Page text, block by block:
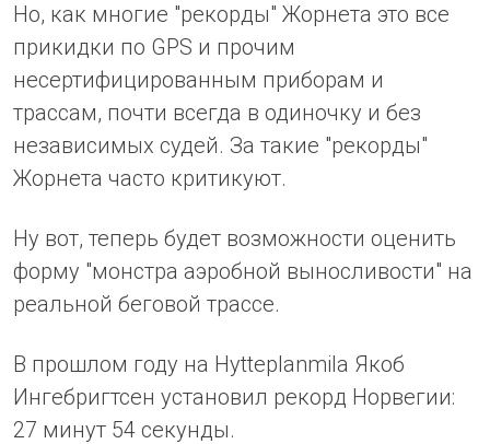
Но, как многие "рекорды" Жорнета это все
прикидки по GPS и прочим
несертифицированным приборам и
трассам, почти всегда в одиночку и без
независимых судей. За такие "рекорды"
Жорнета часто критикуют.
Ну вот, теперь будет возможности оценить
форму "монстра аэробной выносливости" на
реальной беговой трассе.
В прошлом году на Hytteplanmila Якоб
Ингебригтсен установил рекорд Норвегии:
27 минут 54 секунды.